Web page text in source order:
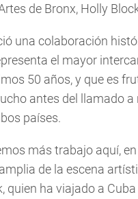
de Bronx, Holly
una colaboración
el mayor
50 años, y que es
antes del llamado a
países.
más trabajo aquí,
de la escena
quien ha viajado a